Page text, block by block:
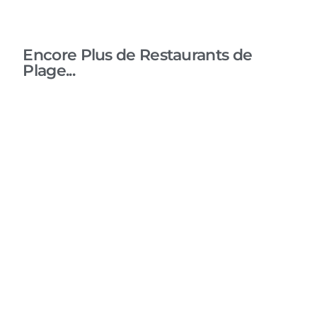
Encore Plus de Restaurants de
Plage...